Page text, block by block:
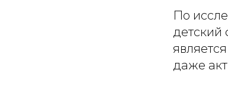
По
детский
даже